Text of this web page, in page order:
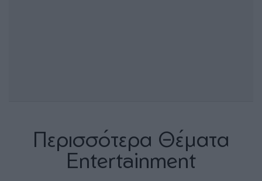
Περισσότερα Θέματα
Entertainment